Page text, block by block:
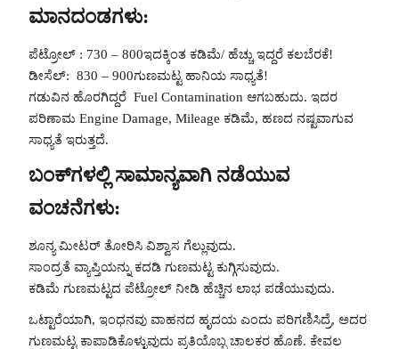
ಮಾನದಂಡಗಳು:
ಪೆಟ್ರೋಲ್ : 730 – 800ಇದಕ್ಕಿಂತ ಕಡಿಮೆ/ ಹೆಚ್ಚು ಇದ್ದರೆ ಕಲಬೆರಕೆ!
ಡೀಸೆಲ್: 830 – 900ಗುಣಮಟ್ಟ ಹಾನಿಯ ಸಾಧ್ಯತೆ!
ಗಡುವಿನ ಹೊರಗಿದ್ದರೆ Fuel Contamination ಆಗಬಹುದು. ಇದರ
ಪರಿಣಾಮ Engine Damage, Mileage ಕಡಿಮೆ, ಹಣದ ನಷ್ಟವಾಗುವ
ಸಾಧ್ಯತೆ ಇರುತ್ತದೆ.
ಬಂಕ್‌ಗಳಲ್ಲಿ ಸಾಮಾನ್ಯವಾಗಿ ನಡೆಯುವ
ವಂಚನೆಗಳು:
ಶೂನ್ಯ ಮೀಟರ್ ತೋರಿಸಿ ವಿಶ್ವಾಸ ಗೆಲ್ಲುವುದು.
ಸಾಂದ್ರತೆ ವ್ಯಾಪ್ತಿಯನ್ನು ಕದಡಿ ಗುಣಮಟ್ಟ ಕುಗ್ಗಿಸುವುದು.
ಕಡಿಮೆ ಗುಣಮಟ್ಟದ ಪೆಟ್ರೋಲ್ ನೀಡಿ ಹೆಚ್ಚಿನ ಲಾಭ ಪಡೆಯುವುದು.
ಒಟ್ಟಾರೆಯಾಗಿ, ಇಂಧನವು ವಾಹನದ ಹೃದಯ ಎಂದು ಪರಿಗಣಿಸಿದ್ರೆ, ಅದರ
ಗುಣಮಟ್ಟ ಕಾಪಾಡಿಕೊಳ್ಳುವುದು ಪ್ರತಿಯೊಬ್ಬ ಚಾಲಕರ ಹೊಣೆ. ಕೇವಲ